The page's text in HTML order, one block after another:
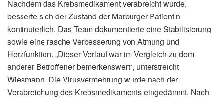
Nachdem das Krebsmedikament verabreicht wurde,
besserte sich der Zustand der Marburger Patientin
kontinuierlich. Das Team dokumentierte eine Stabilisierung
sowie eine rasche Verbesserung von Atmung und
Herzfunktion. „Dieser Verlauf war im Vergleich zu dem
anderer Betroffener bemerkenswert“, unterstreicht
Wiesmann. Die Virusvermehrung wurde nach der
Verabreichung des Krebsmedikaments eingedämmt. Nach